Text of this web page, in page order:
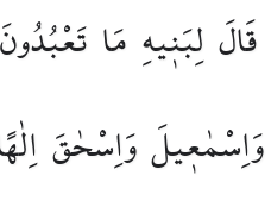
قَالَلِبَن۪يهِ مَا تَعْبُدُونَ
وَاِسْمٰع۪يلَوَاِسْحٰقَ